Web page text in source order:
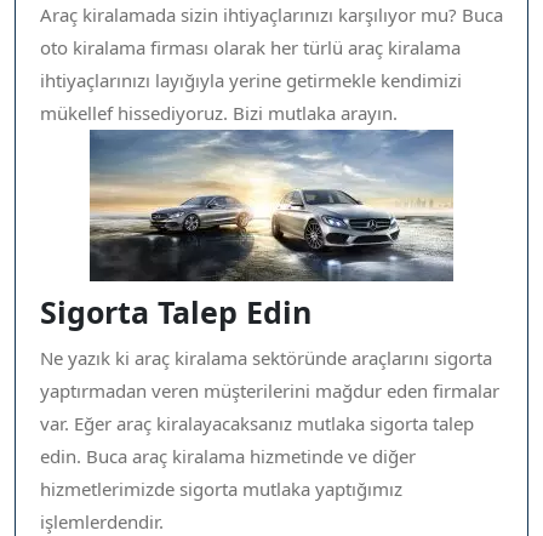
Araç kiralamada sizin ihtiyaçlarınızı karşılıyor mu? Buca
oto kiralama firması olarak her türlü araç kiralama
ihtiyaçlarınızı layığıyla yerine getirmekle kendimizi
mükellef hissediyoruz. Bizi mutlaka arayın.
Sigorta Talep Edin
Ne yazık ki araç kiralama sektöründe araçlarını sigorta
yaptırmadan veren müşterilerini mağdur eden firmalar
var. Eğer araç kiralayacaksanız mutlaka sigorta talep
edin. Buca araç kiralama hizmetinde ve diğer
hizmetlerimizde sigorta mutlaka yaptığımız
işlemlerdendir.